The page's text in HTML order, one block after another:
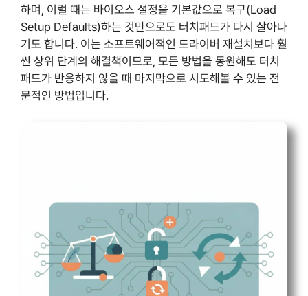
하며, 이럴 때는 바이오스 설정을 기본값으로 복구(Load
Setup Defaults)하는 것만으로도 터치패드가 다시 살아나
기도 합니다. 이는 소프트웨어적인 드라이버 재설치보다 훨
씬 상위 단계의 해결책이므로, 모든 방법을 동원해도 터치
패드가 반응하지 않을 때 마지막으로 시도해볼 수 있는 전
문적인 방법입니다.